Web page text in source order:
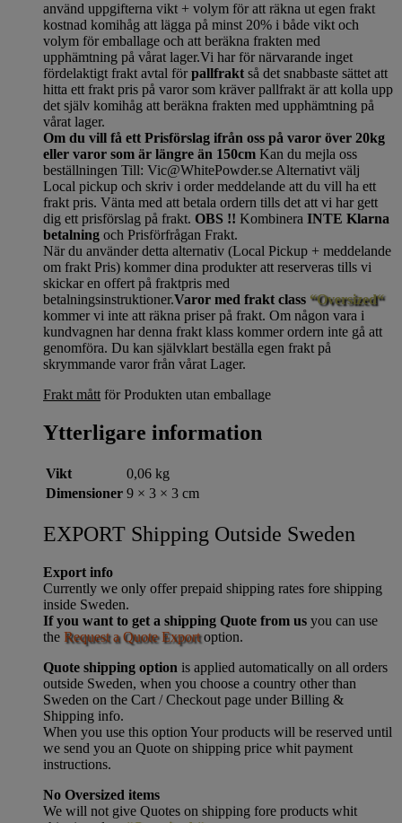
använd uppgifterna vikt + volym för att räkna ut egen frakt
kostnad komihåg att lägga på minst 20% i både vikt och
volym för emballage och att beräkna frakten med
upphämtning på vårat lager.Vi har för närvarande inget
fördelaktigt frakt avtal förpallfrakt så det snabbaste sättet att
hitta ett frakt pris på varor som kräver pallfrakt är att kolla upp
det själv komihåg att beräkna frakten med upphämtning på
vårat lager.
Om du vill få ett Prisförslag ifrån oss på varor över 20kg
eller varor som är längre än 150cm Kan du mejla oss
beställningen Till: Vic@WhitePowder.se Alternativt välj
Local pickup och skriv i order meddelande att du vill ha ett
frakt pris. Vänta med att betala ordern tills det att vi har gett
dig ett prisförslag på frakt. OBS !! Kombinera INTE Klarna
betalning och Prisförfrågan Frakt.
När du använder detta alternativ (Local Pickup + meddelande
om frakt Pris) kommer dina produkter att reserveras tills vi
skickar en offert på fraktpris med
betalningsinstruktioner.Varor med frakt class “Oversized“
kommer vi inte att räkna priser på frakt. Om någon vara i
kundvagnen har denna frakt klass kommer ordern inte gå att
genomföra. Du kan självklart beställa egen frakt på
skrymmande varor från vårat Lager.
Frakt mått för Produkten utan emballage
Ytterligare information
Vikt
0,06 kg
Dimensioner 9 × 3 × 3 cm
EXPORT Shipping Outside Sweden
Export info
Currently we only offer prepaid shipping rates fore shipping
inside Sweden.
If you want to get a shipping Quote from us you can use
the Request a Quote Exportoption.
Quote shipping option is applied automatically on all orders
outside Sweden, when you choose a country other than
Sweden on the Cart / Checkout page under Billing &
Shipping info.
When you use this option Your products will be reserved until
we send you an Quote on shipping price whit payment
instructions.
No Oversized items
We will not give Quotes on shipping fore products whit